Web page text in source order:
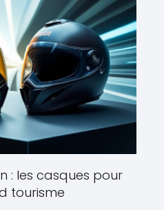
: les casques pour
tourisme